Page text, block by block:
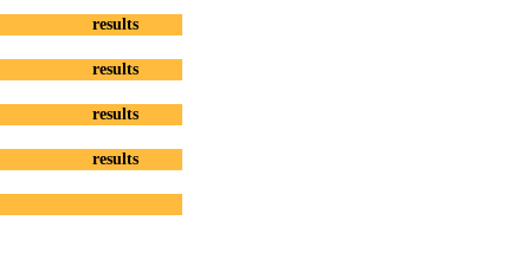
results
results
results
results